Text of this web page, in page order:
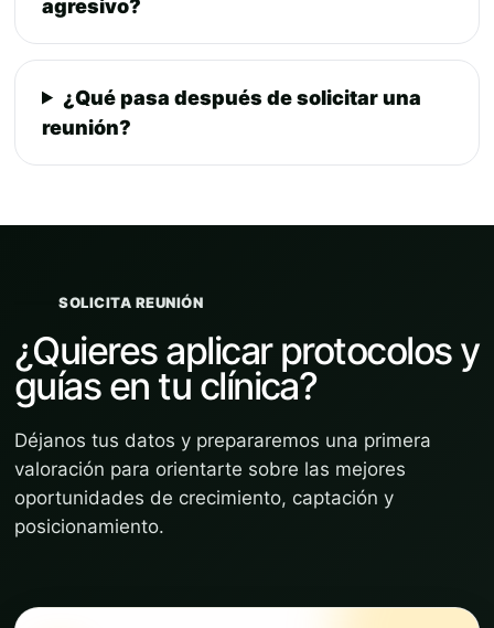
agresivo?
¿Qué pasa después de solicitar una
reunión?
SOLICITA REUNIÓN
¿Quieres aplicar protocolos y
guías en tu clínica?
Déjanos tus datos y prepararemos una primera
valoración para orientarte sobre las mejores
oportunidades de crecimiento, captación y
posicionamiento.